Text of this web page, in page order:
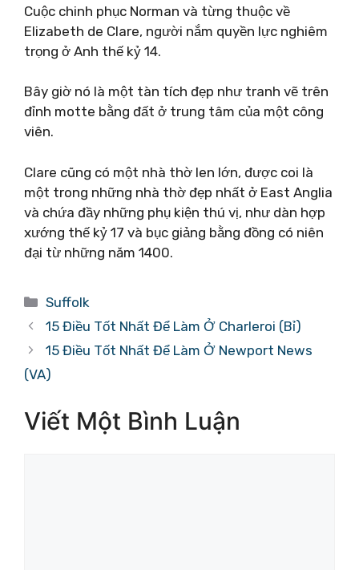
Cuộc chinh phục Norman và từng thuộc về
Elizabeth de Clare, người nắm quyền lực nghiêm
trọng ở Anh thế kỷ 14.
Bây giờ nó là một tàn tích đẹp như tranh vẽ trên
đỉnh motte bằng đất ở trung tâm của một công
viên.
Clare cũng có một nhà thờ len lớn, được coi là
một trong những nhà thờ đẹp nhất ở East Anglia
và chứa đầy những phụ kiện thú vị, như dàn hợp
xướng thế kỷ 17 và bục giảng bằng đồng có niên
đại từ những năm 1400.
Danh
mục
Suffolk
15 Điều Tốt Nhất Để Làm Ở Charleroi (Bỉ)
15 Điều Tốt Nhất Để Làm Ở Newport News
(VA)
Viết Một Bình Luận